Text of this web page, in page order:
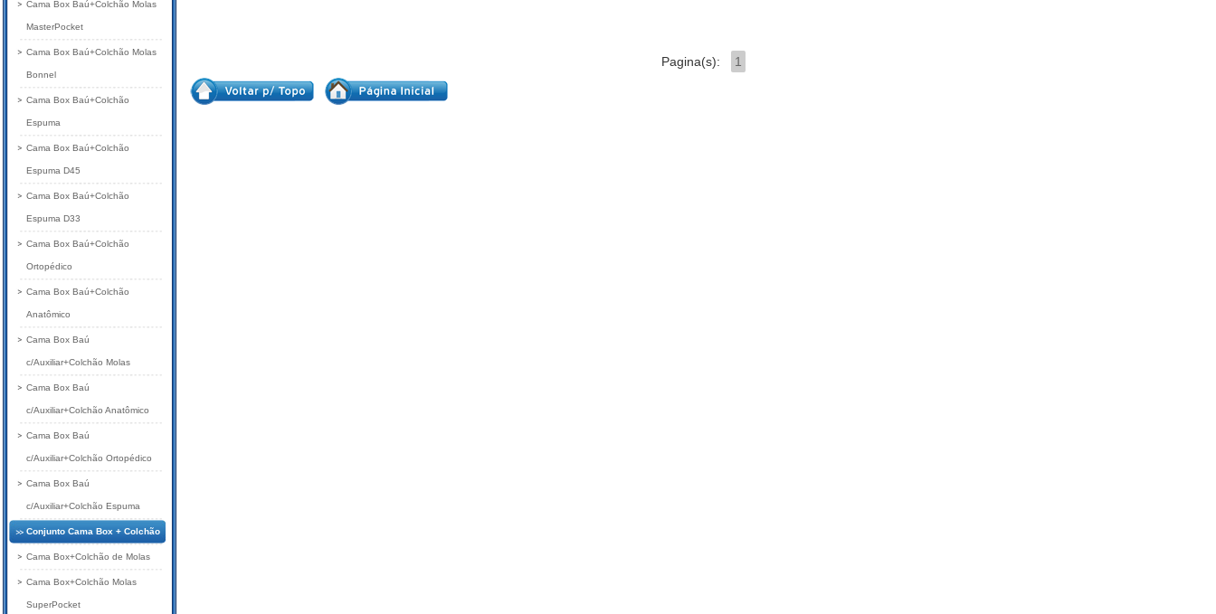
Pagina(s): 1
Cama Box Baú+Colchão Molas
MasterPocket
Cama Box Baú+Colchão Molas
Bonnel
Cama Box Baú+Colchão
Espuma
Cama Box Baú+Colchão
Espuma D45
Cama Box Baú+Colchão
Espuma D33
Cama Box Baú+Colchão
Ortopédico
Cama Box Baú+Colchão
Anatômico
Cama Box Baú
c/Auxiliar+Colchão Molas
Cama Box Baú
c/Auxiliar+Colchão Anatômico
Cama Box Baú
c/Auxiliar+Colchão Ortopédico
Cama Box Baú
c/Auxiliar+Colchão Espuma
Conjunto Cama Box + Colchão
Cama Box+Colchão de Molas
Cama Box+Colchão Molas
SuperPocket